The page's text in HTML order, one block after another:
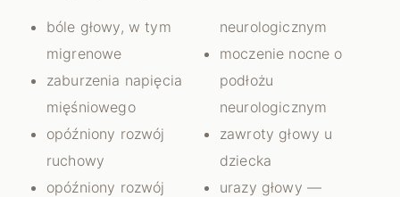
bóle głowy, w tym
migrenowe
zaburzenia napięcia
mięśniowego
opóźniony rozwój
ruchowy
opóźniony rozwój
neurologicznym
moczenie nocne o
podłożu
neurologicznym
zawroty głowy u
dziecka
urazy głowy —